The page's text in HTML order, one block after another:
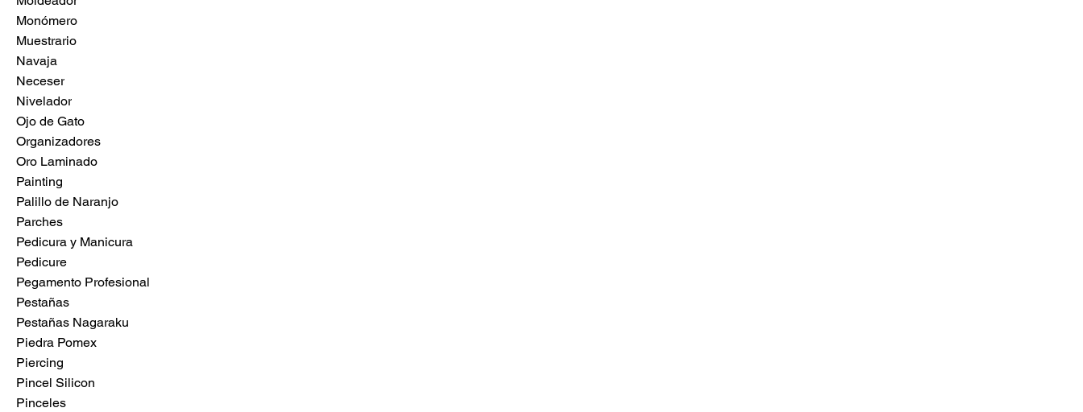
Monómero
Muestrario
Navaja
Neceser
Nivelador
Ojo de Gato
Organizadores
Oro Laminado
Painting
Palillo de Naranjo
Parches
Pedicura y Manicura
Pedicure
Pegamento Profesional
Pestañas
Pestañas Nagaraku
Piedra Pomex
Piercing
Pincel Silicon
Pinceles